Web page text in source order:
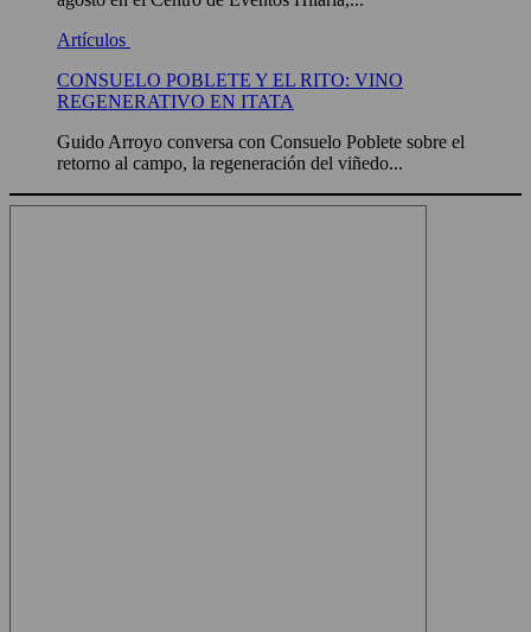
Artículos
CONSUELO POBLETE Y EL RITO: VINO
REGENERATIVO EN ITATA
Guido Arroyo conversa con Consuelo Poblete sobre el
retorno al campo, la regeneración del viñedo...